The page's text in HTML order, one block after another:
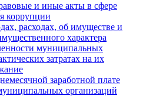
и иные акты в сфере
коррупции
расходах, об имуществе и
характера
муниципальных
затратах на их
заработной плате
организаций